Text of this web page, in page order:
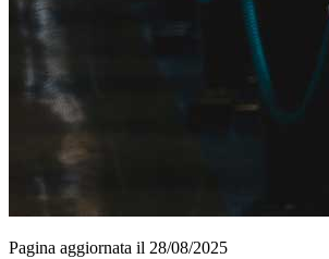
Pagina aggiornata il 28/08/2025